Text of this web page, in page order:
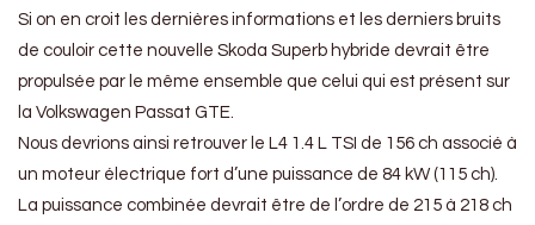
Si on en croit les dernières informations et les derniers bruits
de couloir cette nouvelle Skoda Superb hybride devrait être
propulsée par le même ensemble que celui qui est présent sur
la Volkswagen Passat GTE.
Nous devrions ainsi retrouver le L4 1.4 L TSI de 156 ch associé à
un moteur électrique fort d’une puissance de 84 kW (115 ch).
La puissance combinée devrait être de l’ordre de 215 à 218 ch